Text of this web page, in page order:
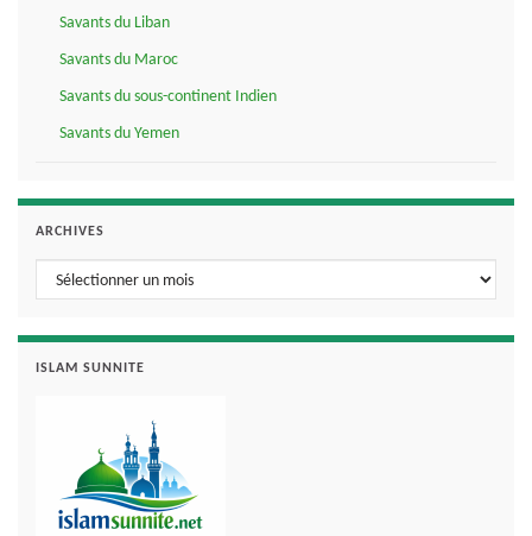
Savants du Liban
Savants du Maroc
Savants du sous-continent Indien
Savants du Yemen
ARCHIVES
Archives
ISLAM SUNNITE